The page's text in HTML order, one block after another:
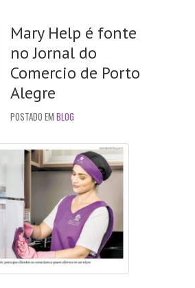
Mary Help é fonte
no Jornal do
Comercio de Porto
Alegre
POSTADO EM BLOG